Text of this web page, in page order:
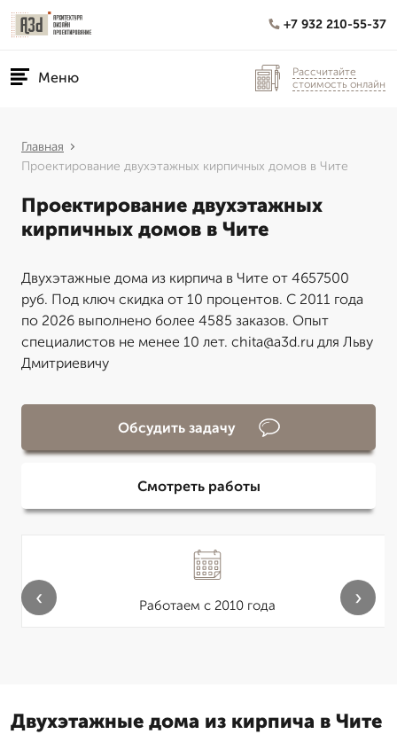
+7 932 210-55-37
Меню
Рассчитайте
стоимость онлайн
Главная
Проектирование двухэтажных кирпичных домов в Чите
Проектирование двухэтажных
кирпичных домов в Чите
Двухэтажные дома из кирпича в Чите от 4657500
руб. Под ключ скидка от 10 процентов. С 2011 года
по 2026 выполнено более 4585 заказов. Опыт
специалистов не менее 10 лет. chita@a3d.ru для Льву
Дмитриевичу
Обсудить задачу
Смотреть работы
Работаем с 2010 года
‹ ›
Двухэтажные дома из кирпича в Чите